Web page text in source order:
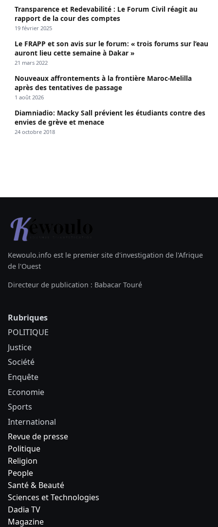
Transparence et Redevabilité : Le Forum Civil réagit au
rapport de la cour des comptes
19 février 2025
Le FRAPP et son avis sur le forum: « trois forums sur l’eau
auront lieu cette semaine à Dakar »
21 mars 2022
Nouveaux affrontements à la frontière Maroc-Melilla
après des tentatives de passage
1 août 2026
Diamniadio: Macky Sall prévient les étudiants contre des
envies de grève et menace
24 octobre 2018
Kewoulo.info est le premier site d'investigation de l'Afrique
de l'Ouest
Directeur de publication : Babacar Touré
Rubriques
POLITIQUE
Justice
Société
Enquête
Economie
Sports
International
Revue de presse
Politique
Religion
People
Santé & Beauté
Sciences et Technologies
Dadia TV
Magazine